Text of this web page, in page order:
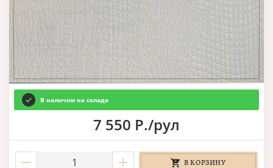
В наличии на складе
7 550 Р./рул
В КОРЗИНУ